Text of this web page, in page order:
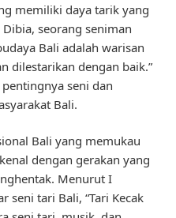
memiliki daya tarik yang
seorang seniman
Bali adalah warisan
dilestarikan dengan baik.”
seni dan
Bali.
Bali yang memukau
dengan gerakan yang
Menurut I
seni tari Bali, “Tari Kecak